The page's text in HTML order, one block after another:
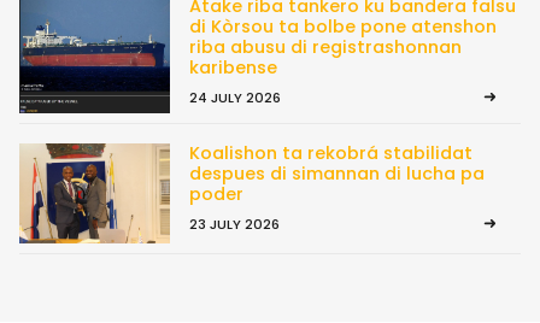
Atake riba tankero ku bandera falsu
di Kòrsou ta bolbe pone atenshon
riba abusu di registrashonnan
karibense
24 JULY 2026
Koalishon ta rekobrá stabilidat
despues di simannan di lucha pa
poder
23 JULY 2026